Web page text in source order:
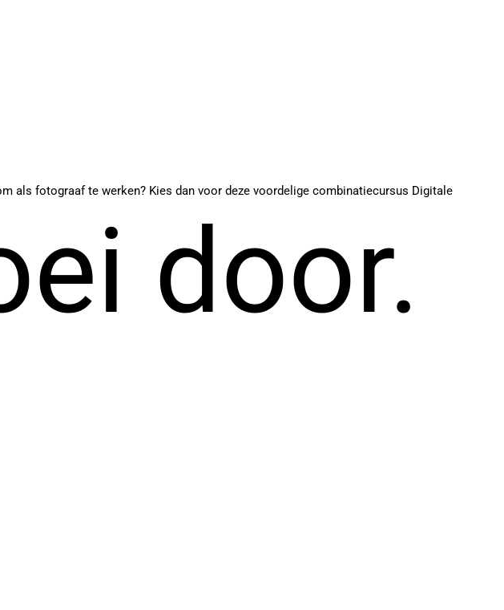
door.
als fotograaf te werken? Kies dan voor deze voordelige combinatiecursus Digitale